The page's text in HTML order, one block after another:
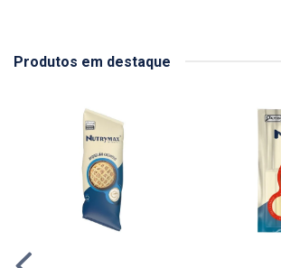
Produtos em destaque